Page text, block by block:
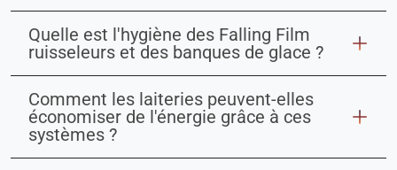
Quelle est l'hygiène des Falling Film
ruisseleurs et des banques de glace ?
Comment les laiteries peuvent-elles
économiser de l'énergie grâce à ces
systèmes ?